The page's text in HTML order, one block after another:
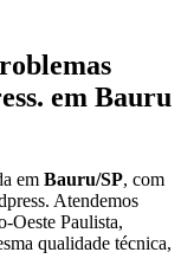
em Bauru
em Bauru/SP, com
. Atendemos
Oeste Paulista,
qualidade técnica,